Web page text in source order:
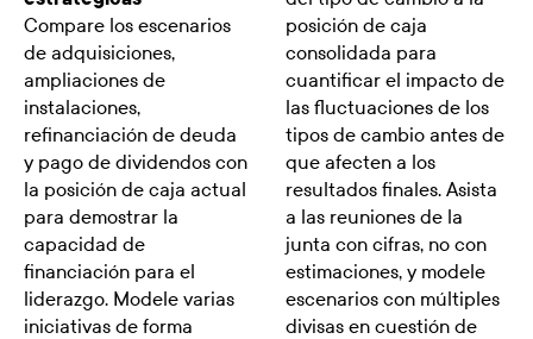
Compare los escenarios
de adquisiciones,
ampliaciones de
instalaciones,
refinanciación de deuda
y pago de dividendos con
la posición de caja actual
para demostrar la
capacidad de
financiación para el
liderazgo. Modele varias
iniciativas de forma
posición de caja
consolidada para
cuantificar el impacto de
las fluctuaciones de los
tipos de cambio antes de
que afecten a los
resultados finales. Asista
a las reuniones de la
junta con cifras, no con
estimaciones, y modele
escenarios con múltiples
divisas en cuestión de